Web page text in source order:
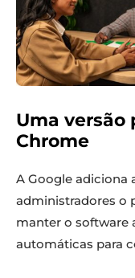
Uma versão
Chrome
A Google adiciona
administradores o
manter o software
automáticas para